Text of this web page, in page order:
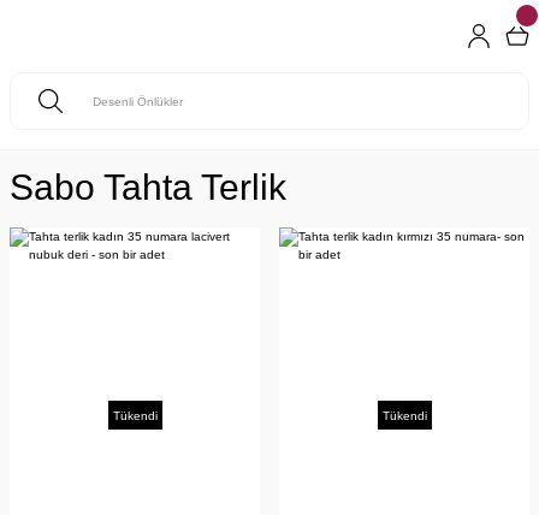
Sabo Tahta Terlik
Tükendi Tükendi